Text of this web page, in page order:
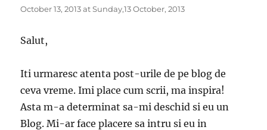
October 13, 2013 at Sunday,13 October, 2013
Salut,
Iti urmaresc atenta post-urile de pe blog de
ceva vreme. Imi place cum scrii, ma inspira!
Asta m-a determinat sa-mi deschid si eu un
Blog. Mi-ar face placere sa intru si eu in